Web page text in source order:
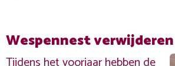
Wespennest verwijderen